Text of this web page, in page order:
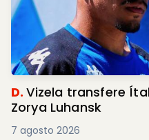
D.Vizela transfere
Zorya Luhansk
7 agosto 2026